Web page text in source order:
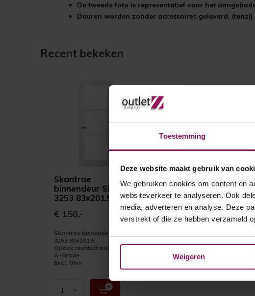
Toestemming
Deze website maakt gebruik van
We gebruiken cookies om content en
websiteverkeer te analyseren. Ook
media, adverteren en analyse. Deze
verstrekt of die ze hebben verzameld
Weigeren
De tweede foto is representatief voor het
Deuren worden zonder accessoires geleverd. (tenzij
Recent bekeken
Skantrae
binnendeur SKS
3253 83x201,5
€ 150,-
Skantrae binnendeur SKS
3253 83x201,5
Opdek rechtsdraaiend
A-Grade
Excl. Glas